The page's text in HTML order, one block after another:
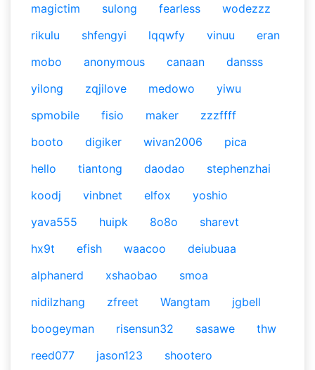
magictim
sulong fearless
wodezzz
rikulu
shfengyi lqqwfy vinuu
eran
mobo
anonymous canaan
dansss
yilong
zqjilove medowo
yiwu
spmobile
fisio maker
zzzffff
booto
digiker wivan2006
pica
hello
tiantong daodao
stephenzhai
koodj
vinbnet elfox
yoshio
yava555
huipk 8o8o
sharevt
hx9t
efish waacoo
deiubuaa
alphanerd
xshaobao
smoa
nidilzhang
zfreet Wangtam
jgbell
boogeyman
risensun32 sasawe
thw
reed077
jason123 shootero